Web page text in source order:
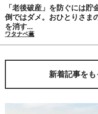
「老後破産」を防ぐには貯
倒ではダメ。おひとりさま
を消す...
ワタナベ薫
新着記事をも